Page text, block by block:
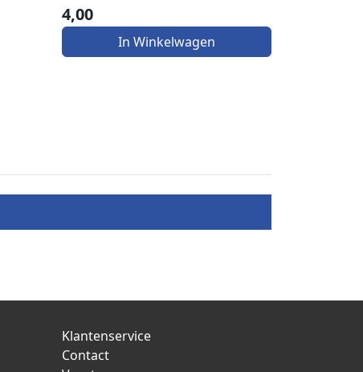
4,00
In Winkelwagen
Klantenservice
Contact